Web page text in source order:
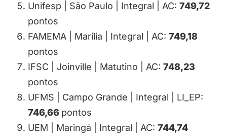
Unifesp | São Paulo | Integral | AC: 749,72
pontos
FAMEMA | Marília | Integral | AC: 749,18
pontos
IFSC | Joinville | Matutino | AC: 748,23
pontos
UFMS | Campo Grande | Integral | LI_EP:
746,66 pontos
UEM | Maringá | Integral | AC: 744,74